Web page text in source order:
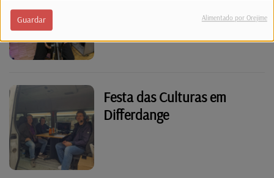
Guardar Alimentado por Orejime
Festa das Culturas em
Differdange